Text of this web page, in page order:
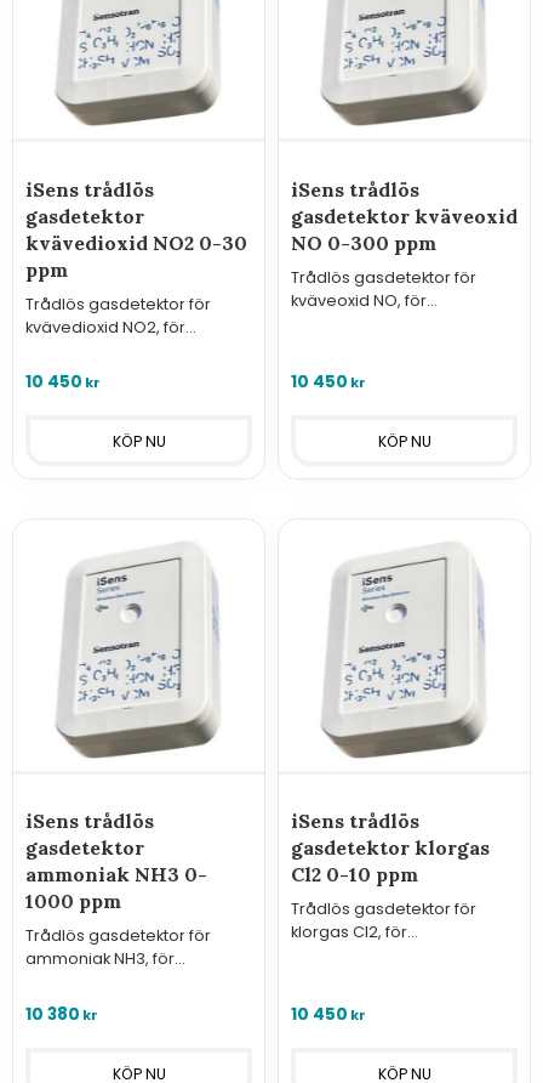
iSens trådlös
gasdetektor
kvävedioxid NO2 0-30
ppm
Trådlös gasdetektor för
kvävedioxid NO2, för
GasVisor trådlösa
10 450 kr
iSens trådlös
gasdetektor kväveoxid
NO 0-300 ppm
Trådlös gasdetektor för
kväveoxid NO, för
larmcentraler.
10 450 kr
iSens trådlös
gasdetektor
ammoniak NH3 0-
1000 ppm
Trådlös gasdetektor för
ammoniak NH3, för
GasVisor trådlösa
10 380 kr
iSens trådlös
gasdetektor klorgas
Cl2 0-10 ppm
Trådlös gasdetektor för
klorgas Cl2, för
10 450 kr